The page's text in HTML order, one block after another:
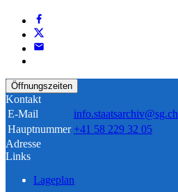
Öffnungszeiten
Kontakt
E-Mail
info.staatsarchiv@sg.ch
Hauptnummer +41 58 229 32 05
Adresse
Links
Lageplan